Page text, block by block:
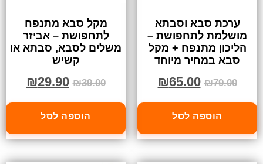
ערכת סבא וסבתא
מושלמת לתחפושת –
הליכון מתנפח + מקל
סבא במחיר מיוחד
₪79.00
₪65.00
הוספה לסל
מקל סבא מתנפח
לתחפושת – אביזר
משלים לסבא, סבתא או
קשיש
₪39.00
₪29.90
הוספה לסל